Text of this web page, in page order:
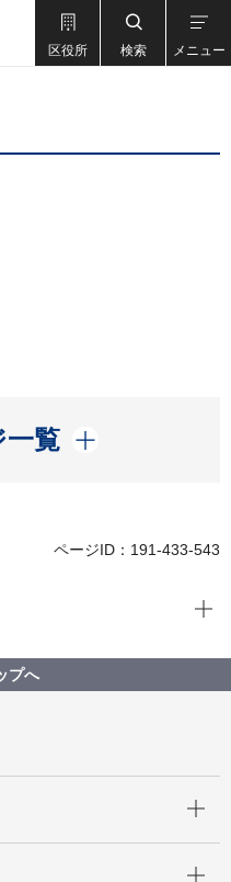
区役所 検索 メニュー
一覧
く
ページID：191-433-543
局
現在
プへ